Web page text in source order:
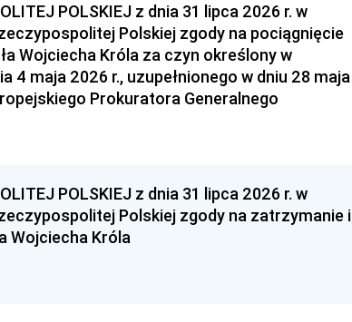
POLSKIEJ z dnia 31 lipca 2026 r. w
Polskiej zgody na pociągnięcie
Wojciecha Króla za czyn określony w
4 maja 2026 r., uzupełnionego w dniu 28 maja
Prokuratora Generalnego
POLSKIEJ z dnia 31 lipca 2026 r. w
Polskiej zgody na zatrzymanie i
Wojciecha Króla